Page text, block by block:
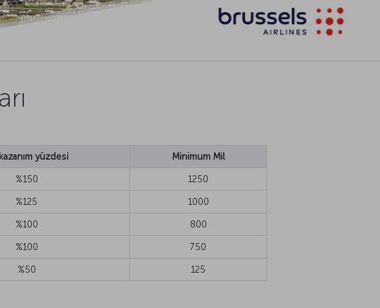
yüzdesi Minimum Mil
%150 1250
%125 1000
%100 800
%100 750
%50 125